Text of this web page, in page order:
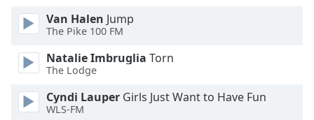
Area
Background
Opacity
Van Halen Jump
The Pike 100 FM
Natalie Imbruglia Torn
The Lodge
Cyndi Lauper Girls Just Want to Have Fun
WLS-FM